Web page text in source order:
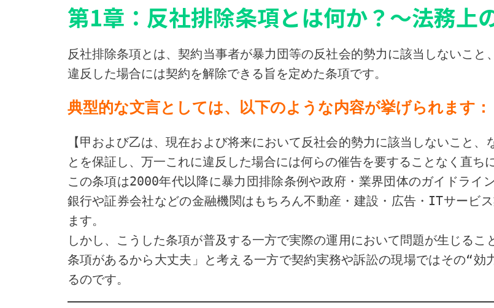
第1章：反社排除条項とは何か？～法務上
反社排除条項とは、契約当事者が暴力団等の反社会的勢力に該当しないこ
違反した場合には契約を解除できる旨を定めた条項です。
典型的な文言としては、以下のような内容が挙げられます：
【甲および乙は、現在および将来において反社会的勢力に該当しないこと
とを保証し、万一これに違反した場合には何らの催告を要することなく直ち
この条項は2000年代以降に暴力団排除条例や政府・業界団体のガイドライ
銀行や証券会社などの金融機関はもちろん不動産・建設・広告・ITサービ
ます。
しかし、こうした条項が普及する一方で実際の運用において問題が生じる
条項があるから大丈夫」と考える一方で契約実務や訴訟の現場ではその“
るのです。